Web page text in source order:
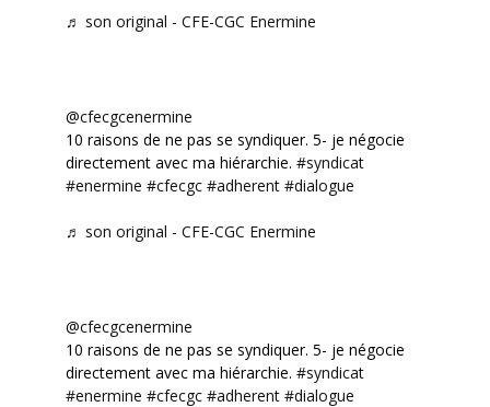
♬ son original - CFE-CGC Enermine
@cfecgcenermine
10 raisons de ne pas se syndiquer. 5- je négocie
directement avec ma hiérarchie. #syndicat
#enermine #cfecgc #adherent #dialogue
♬ son original - CFE-CGC Enermine
@cfecgcenermine
10 raisons de ne pas se syndiquer. 5- je négocie
directement avec ma hiérarchie. #syndicat
#enermine #cfecgc #adherent #dialogue